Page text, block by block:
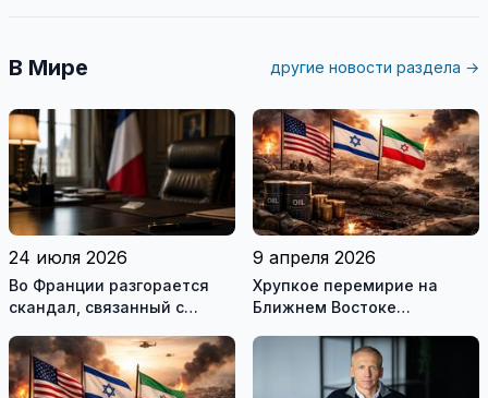
В Мире другие новости раздела →
24 июля 2026
Во Франции разгорается
скандал, связанный с
государственными
служащими
9 апреля 2026
Хрупкое перемирие на
Ближнем Востоке